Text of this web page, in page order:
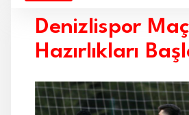
AKADEMİ
MARKALAR
TARAFTAR
Denizlispor
Hazırlıkları